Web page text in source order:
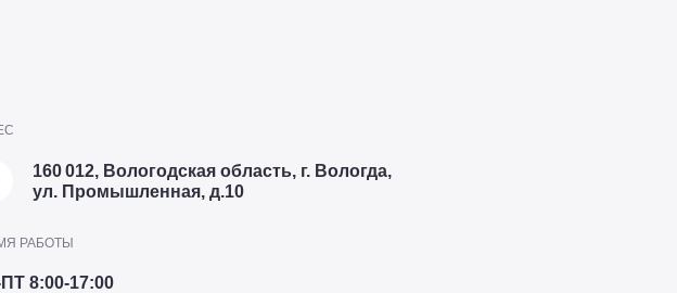
8:00-17:00
РАБОТЫ
160 012, Вологодская область, г. Вологда,
ул. Промышленная, д.10